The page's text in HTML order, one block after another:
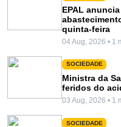
EPAL
quinta-feira
04 Aug, 2026 • 1
SOCIEDADE
Ministra da
feridos do
03 Aug, 2026 • 1
SOCIEDADE